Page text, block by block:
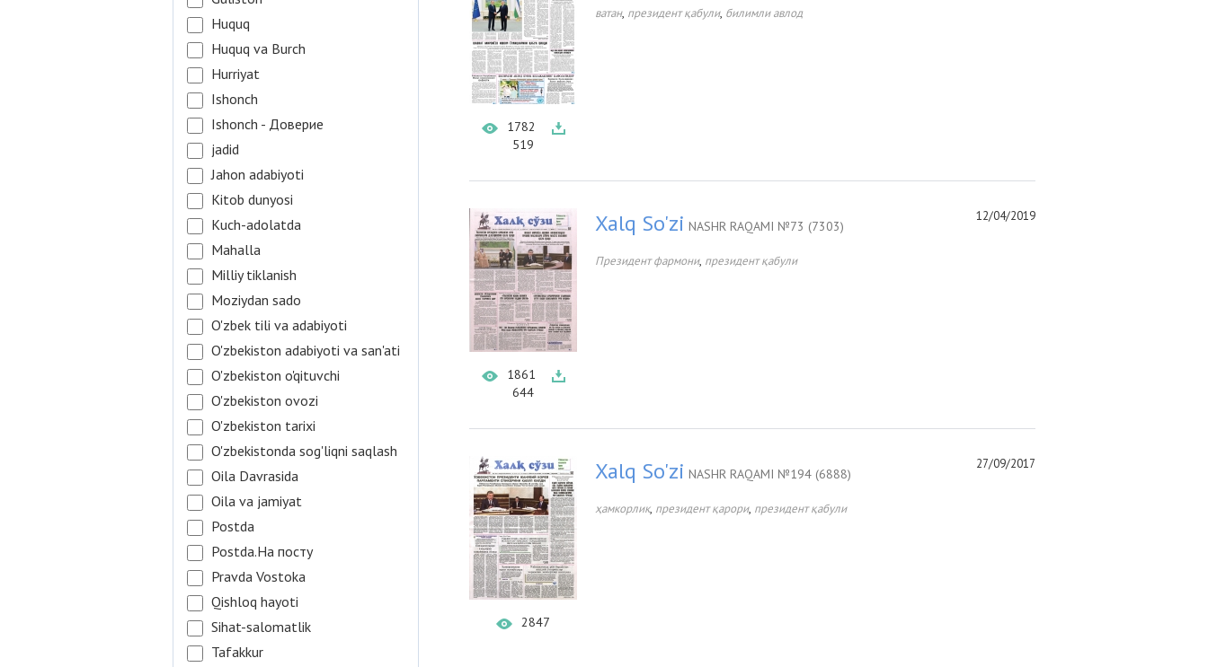
1782
519
ватан, президент қабули, билимли авлод
1861
644
12/04/2019
Xalq So'zi NASHR RAQAMI №73 (7303)
Президент фармони, президент қабули
2847
27/09/2017
Xalq So'zi NASHR RAQAMI №194 (6888)
ҳамкорлик, президент қарори, президент қабули
Huquq
Huquq va Burch
Hurriyat
Ishonch
Ishonch - Доверие
jadid
Jahon adabiyoti
Kitob dunyosi
Kuch-adolatda
Mahalla
Milliy tiklanish
Moziydan sado
O'zbek tili va adabiyoti
O'zbekiston adabiyoti va san'ati
O'zbekiston o'qituvchi
O'zbekiston ovozi
O'zbekiston tarixi
O'zbekistonda sog'liqni saqlash
Oila Davrasida
Oila va jamiyat
Postda
Postda.На посту
Pravda Vostoka
Qishloq hayoti
Sihat-salomatlik
Tafakkur